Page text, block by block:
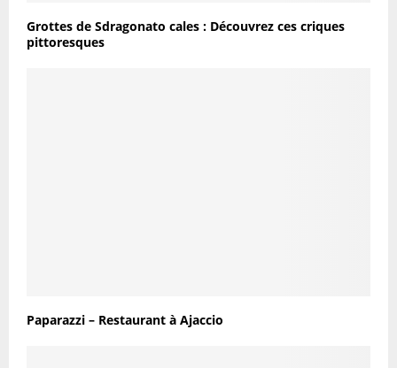
Grottes de Sdragonato cales : Découvrez ces criques
pittoresques
Paparazzi – Restaurant à Ajaccio